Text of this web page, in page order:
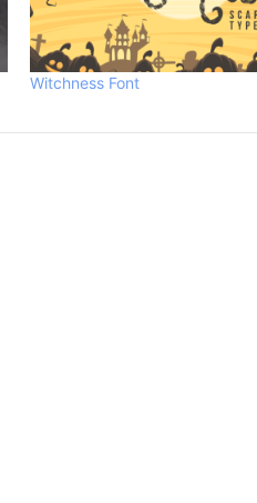
Witchness Font